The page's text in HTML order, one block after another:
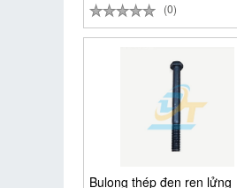
(0)
Bulong thép đen ren lửng